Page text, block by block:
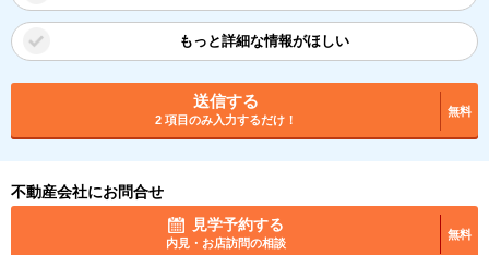
もっと詳細な情報がほしい
送信する
2 項目のみ入力するだけ！
無料
不動産会社にお問合せ
見学予約する
内見・お店訪問の相談
無料